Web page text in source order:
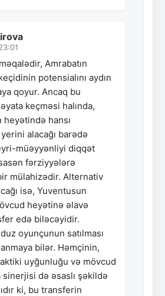
Amrabatın
potensialını aydın
qoyur. Ancaq bu
keçməsi halında,
heyətində hansı
alacağı barədə
müəyyənliyi diqqət
fərziyyələrə
mülahizədir. Alternativ
isə, Yuventusun
heyətinə əlavə
edə biləcəyidir.
oyunçunun satılması
bilər. Həmçinin,
uyğunluğu və mövcud
də əsaslı şəkildə
ki, bu transferin